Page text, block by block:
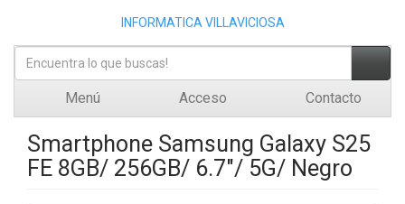
INFORMATICA VILLAVICIOSA
Menú Acceso Contacto
Smartphone Samsung Galaxy S25
FE 8GB/ 256GB/ 6.7"/ 5G/ Negro